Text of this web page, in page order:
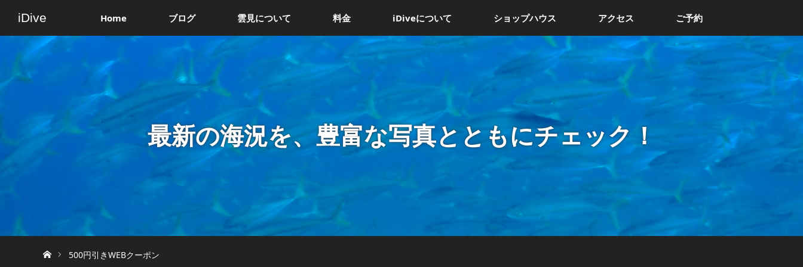
iDive Home ブログ 雲見について 料金 iDiveについて ショップハウス アクセス ご予約
最新の海況を、豊富な写真とともにチェック！
500円引きWEBクーポン